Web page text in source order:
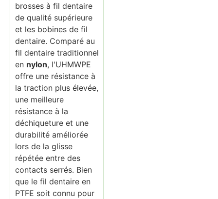
brosses à fil dentaire
de qualité supérieure
et les bobines de fil
dentaire. Comparé au
fil dentaire traditionnel
en nylon, l'UHMWPE
offre une résistance à
la traction plus élevée,
une meilleure
résistance à la
déchiqueture et une
durabilité améliorée
lors de la glisse
répétée entre des
contacts serrés. Bien
que le fil dentaire en
PTFE soit connu pour